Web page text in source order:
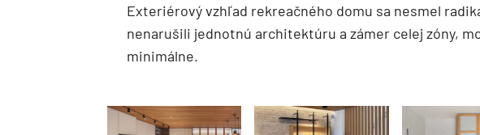
Exteriérový vzhľad rekreačného domu sa nesmel
nenarušili jednotnú architektúru a zámer celej zóny,
minimálne.